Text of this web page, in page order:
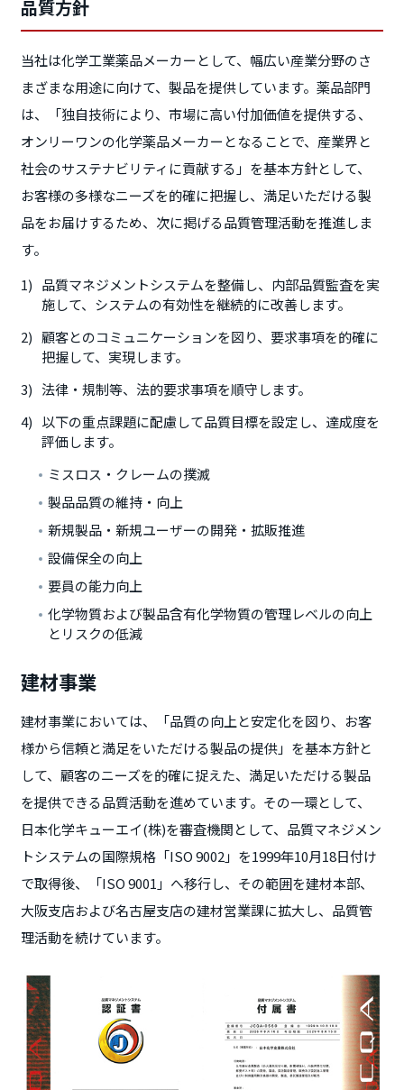
品質方針
当社は化学工業薬品メーカーとして、幅広い産業分野のさ
まざまな用途に向けて、製品を提供しています。薬品部門
は、「独自技術により、市場に高い付加価値を提供する、
オンリーワンの化学薬品メーカーとなることで、産業界と
社会のサステナビリティに貢献する」を基本方針として、
お客様の多様なニーズを的確に把握し、満足いただける製
品をお届けするため、次に掲げる品質管理活動を推進しま
す。
品質マネジメントシステムを整備し、内部品質監査を実
施して、システムの有効性を継続的に改善します。
顧客とのコミュニケーションを図り、要求事項を的確に
把握して、実現します。
法律・規制等、法的要求事項を順守します。
以下の重点課題に配慮して品質目標を設定し、達成度を
評価します。
ミスロス・クレームの撲滅
製品品質の維持・向上
新規製品・新規ユーザーの開発・拡販推進
設備保全の向上
要員の能力向上
化学物質および製品含有化学物質の管理レベルの向上
とリスクの低減
建材事業
建材事業においては、「品質の向上と安定化を図り、お客
様から信頼と満足をいただける製品の提供」を基本方針と
して、顧客のニーズを的確に捉えた、満足いただける製品
を提供できる品質活動を進めています。その一環として、
日本化学キューエイ(株)を審査機関として、品質マネジメン
トシステムの国際規格「ISO 9002」を1999年10月18日付け
で取得後、「ISO 9001」へ移行し、その範囲を建材本部、
大阪支店および名古屋支店の建材営業課に拡大し、品質管
理活動を続けています。